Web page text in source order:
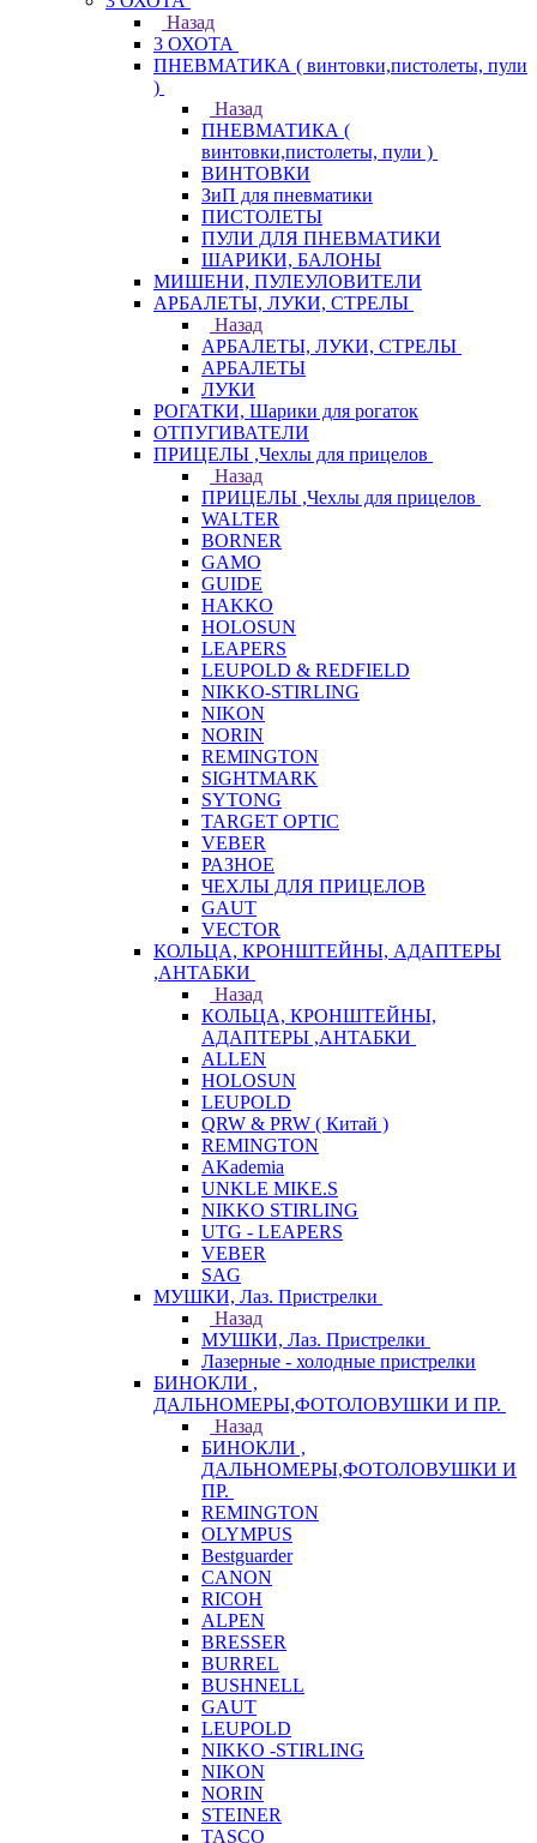
Назад
3 ОХОТА
ПНЕВМАТИКА ( винтовки,пистолеты, пули
)
Назад
ПНЕВМАТИКА (
винтовки,пистолеты, пули )
ВИНТОВКИ
ЗиП для пневматики
ПИСТОЛЕТЫ
ПУЛИ ДЛЯ ПНЕВМАТИКИ
ШАРИКИ, БАЛОНЫ
МИШЕНИ, ПУЛЕУЛОВИТЕЛИ
АРБАЛЕТЫ, ЛУКИ, СТРЕЛЫ
Назад
АРБАЛЕТЫ, ЛУКИ, СТРЕЛЫ
АРБАЛЕТЫ
ЛУКИ
РОГАТКИ, Шарики для рогаток
ОТПУГИВАТЕЛИ
ПРИЦЕЛЫ ,Чехлы для прицелов
Назад
ПРИЦЕЛЫ ,Чехлы для прицелов
WALTER
BORNER
GAMO
GUIDE
HAKKO
HOLOSUN
LEAPERS
LEUPOLD & REDFIELD
NIKKO-STIRLING
NIKON
NORIN
REMINGTON
SIGHTMARK
SYTONG
TARGET OPTIC
VEBER
РАЗНОЕ
ЧЕХЛЫ ДЛЯ ПРИЦЕЛОВ
GAUT
VECTOR
КОЛЬЦА, КРОНШТЕЙНЫ, АДАПТЕРЫ
,АНТАБКИ
Назад
КОЛЬЦА, КРОНШТЕЙНЫ,
АДАПТЕРЫ ,АНТАБКИ
ALLEN
HOLOSUN
LEUPOLD
QRW & PRW ( Китай )
REMINGTON
AKademia
UNKLE MIKE.S
NIKKO STIRLING
UTG - LEAPERS
VEBER
SAG
МУШКИ, Лаз. Пристрелки
Назад
МУШКИ, Лаз. Пристрелки
Лазерные - холодные пристрелки
БИНОКЛИ ,
ДАЛЬНОМЕРЫ,ФОТОЛОВУШКИ И ПР.
Назад
БИНОКЛИ ,
ДАЛЬНОМЕРЫ,ФОТОЛОВУШКИ И
ПР.
REMINGTON
OLYMPUS
Bestguarder
CANON
RICOH
ALPEN
BRESSER
BURREL
BUSHNELL
GAUT
LEUPOLD
NIKKO -STIRLING
NIKON
NORIN
STEINER
TASCO